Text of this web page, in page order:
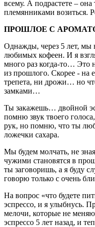
всему. А подрастете – она
племянниками возиться.
ПРОШЛОЕ С
Однажды, через 5 лет, мы
любимых кофеен. И я
много раз когда-то… Это
из прошлого. Скорее - на
трепета, ни дрожи… но
замками…
Ты закажешь… двойной
помню звук твоего
рук, но помню, что ты
ложечки сахара.
Мы будем молчать, не
чужими становятся в
ты заговоришь, а я
говорю только с очень
На вопрос «что будете
эспрессо, и я улыбнусь.
мелочи, которые не
эспрессо 5 лет назад, и